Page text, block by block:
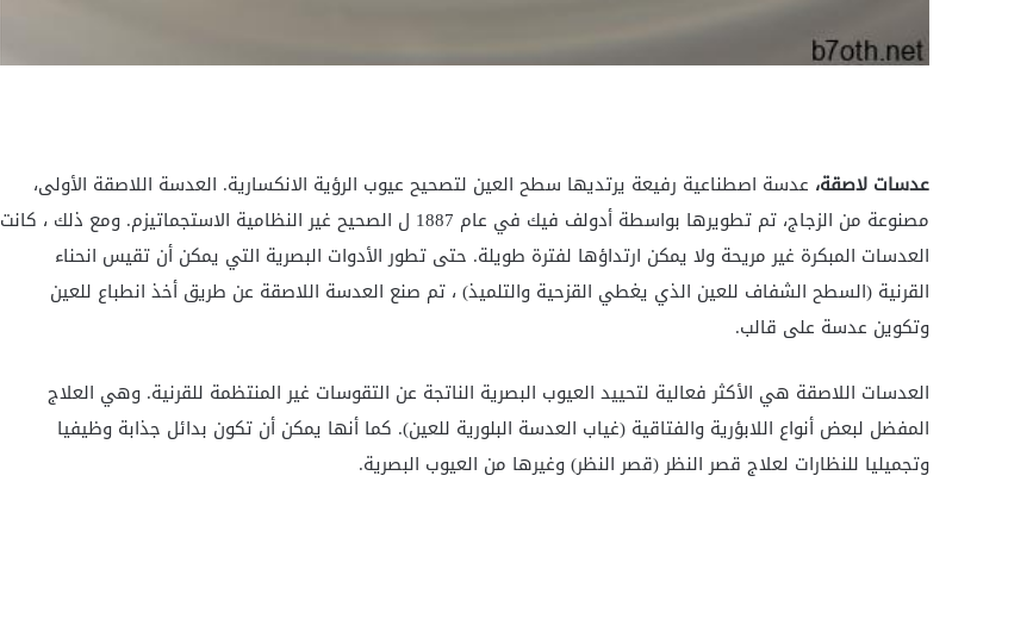
عدسات لاصقة، عدسة اصطناعية رفيعة يرتديها سطح العين لتصحيح عيوب الرؤية الانكسارية. العدسة اللاصقة الأولى،
مصنوعة من الزجاج، تم تطويرها بواسطة أدولف فيك في عام 1887 ل الصحيح غير النظامية الاستجماتيزم. ومع ذلك ، كانت
العدسات المبكرة غير مريحة ولا يمكن ارتداؤها لفترة طويلة. حتى تطور الأدوات البصرية التي يمكن أن تقيس انحناء
القرنية (السطح الشفاف للعين الذي يغطي القزحية والتلميذ) ، تم صنع العدسة اللاصقة عن طريق أخذ انطباع للعين
وتكوين عدسة على قالب.
العدسات اللاصقة هي الأكثر فعالية لتحييد العيوب البصرية الناتجة عن التقوسات غير المنتظمة للقرنية. وهي العلاج
المفضل لبعض أنواع اللابؤرية والفتاقية (غياب العدسة البلورية للعين). كما أنها يمكن أن تكون بدائل جذابة وظيفيا
وتجميليا للنظارات لعلاج قصر النظر (قصر النظر) وغيرها من العيوب البصرية.